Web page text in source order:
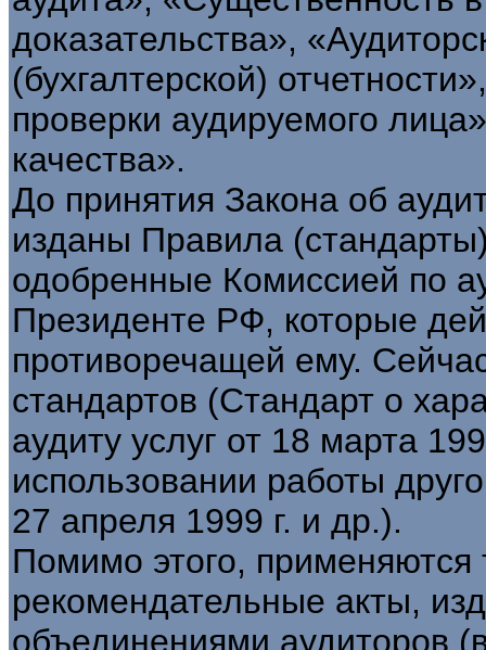
доказательства»,
(бухгалтерской)
проверки аудируемого
качества».
До принятия Закона об
изданы Правила
одобренные Комиссией по
Президенте РФ, которые
противоречащей ему.
стандартов (Стандарт о
аудиту услуг от 18 марта
использовании работы
27 апреля 1999 г. и др.).
Помимо этого, применяются
рекомендательные акты,
объединениями аудиторов